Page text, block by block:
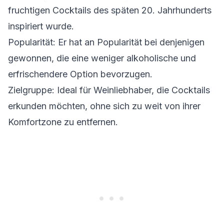
fruchtigen Cocktails des späten 20. Jahrhunderts
inspiriert wurde.
Popularität: Er hat an Popularität bei denjenigen
gewonnen, die eine weniger alkoholische und
erfrischendere Option bevorzugen.
Zielgruppe: Ideal für Weinliebhaber, die Cocktails
erkunden möchten, ohne sich zu weit von ihrer
Komfortzone zu entfernen.